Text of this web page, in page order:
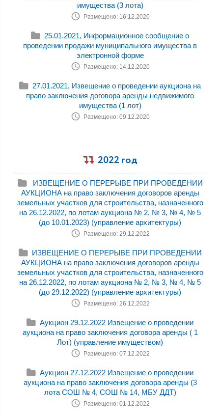
имущества (3 лота)
Размещено: 16.12.2020
25.01.2021, Информационное сообщение о
проведении продажи муниципального имущества в
электронной форме
Размещено: 14.12.2020
27.01.2021, Извещение о проведении аукциона на
право заключения договора аренды недвижимого
имущества (1 лот)
Размещено: 09.12.2020
2022 год
ИЗВЕЩЕНИЕ О ПЕРЕРЫВЕ ПРИ ПРОВЕДЕНИИ
АУКЦИОНА на право заключения договоров аренды
земельных участков для строительства, назначенного
на 26.12.2022, по лотам аукциона № 2, № 3, № 4, № 5
(до 10.01.2023) (управление архитектуры)
Размещено: 29.12.2022
ИЗВЕЩЕНИЕ О ПЕРЕРЫВЕ ПРИ ПРОВЕДЕНИИ
АУКЦИОНА на право заключения договоров аренды
земельных участков для строительства, назначенного
на 26.12.2022, по лотам аукциона № 2, № 3, № 4, № 5
(до 29.12.2022) (управление архитектуры)
Размещено: 26.12.2022
Аукцион 29.12.2022 Извещение о проведении
аукциона на право заключения договора аренды ( 1
Лот) (управление имуществом)
Размещено: 07.12.2022
Аукцион 27.12.2022 Извещение о проведении
аукциона на право заключения договора аренды (3
лота СОШ № 4, СОШ № 14, МБУ ДДТ)
Размещено: 01.12.2022